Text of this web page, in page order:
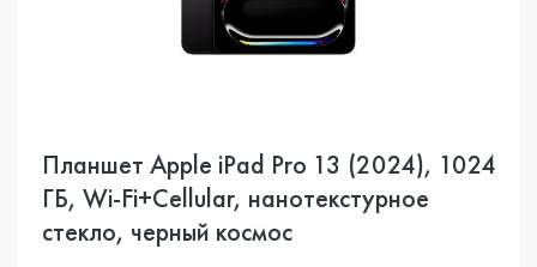
Планшет Apple iPad Pro 13 (2024), 1024
ГБ, Wi-Fi+Cellular, нанотекстурное
стекло, черный космос